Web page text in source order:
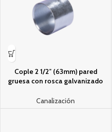
Cople 2 1/2″ (63mm) pared
gruesa con rosca galvanizado
Canalización